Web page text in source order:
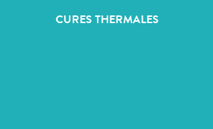
CURES THERMALES